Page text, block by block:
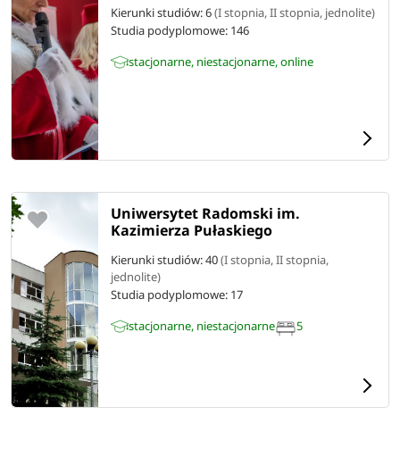
Kierunki studiów: 6(I stopnia, II stopnia, jednolite)
Studia podyplomowe: 146
stacjonarne, niestacjonarne, online
Uniwersytet Radomski im.
Kazimierza Pułaskiego
Kierunki studiów: 40(I stopnia, II stopnia,
jednolite)
Studia podyplomowe: 17
stacjonarne, niestacjonarne
5